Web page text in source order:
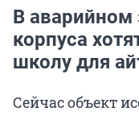
В аварийном
корпуса
школу для
Сейчас объект